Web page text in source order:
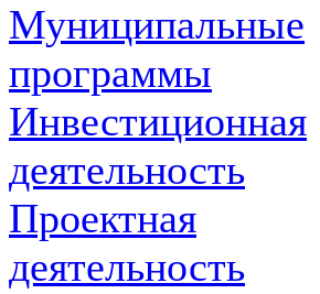
Муниципальные
программы
Инвестиционная
деятельность
Проектная
деятельность